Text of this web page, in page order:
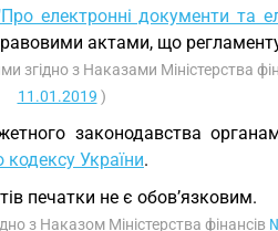
електронні документи та
актами, що
згідно з Наказами Міністерства
11.01.2019 )
законодавства
України.
печатки не є обов’язковим.
з Наказом Міністерства фінансів